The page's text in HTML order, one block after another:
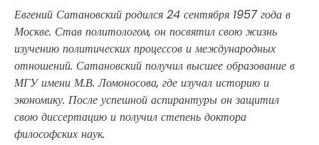
Евгений Сатановский родился 24 сентября 1957 года в
Москве. Став политологом, он посвятил свою жизнь
изучению политических процессов и международных
отношений. Сатановский получил высшее образование в
МГУ имени М.В. Ломоносова, где изучал историю и
экономику. После успешной аспирантуры он защитил
свою диссертацию и получил степень доктора
философских наук.